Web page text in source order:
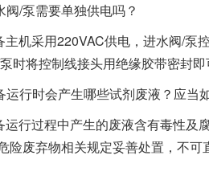
阀/泵需要单独供电吗？
主机采用220VAC供电，进水阀/泵
时将控制线接头用绝缘胶带密封即
运行时会产生哪些试剂废液？应当
运行过程中产生的废液含有毒性及
险废弃物相关规定妥善处置，不可